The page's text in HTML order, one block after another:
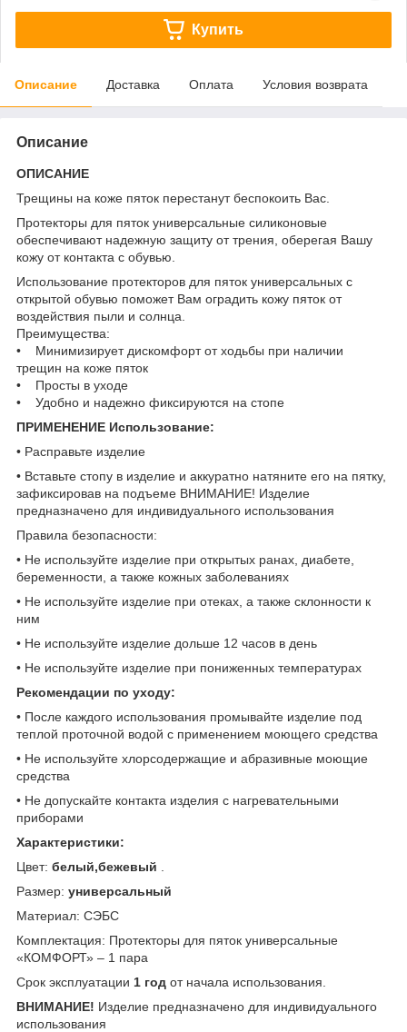
Купить
Описание Доставка Оплата Условия возврата
Описание
ОПИСАНИЕ
Трещины на коже пяток перестанут беспокоить Вас.
Протекторы для пяток универсальные силиконовые
обеспечивают надежную защиту от трения, оберегая Вашу
кожу от контакта с обувью.
Использование протекторов для пяток универсальных с
открытой обувью поможет Вам оградить кожу пяток от
воздействия пыли и солнца.
Преимущества:
• Минимизирует дискомфорт от ходьбы при наличии
трещин на коже пяток
• Просты в уходе
• Удобно и надежно фиксируются на стопе
ПРИМЕНЕНИЕ Использование:
• Расправьте изделие
• Вставьте стопу в изделие и аккуратно натяните его на пятку,
зафиксировав на подъеме ВНИМАНИЕ! Изделие
предназначено для индивидуального использования
Правила безопасности:
• Не используйте изделие при открытых ранах, диабете,
беременности, а также кожных заболеваниях
• Не используйте изделие при отеках, а также склонности к
ним
• Не используйте изделие дольше 12 часов в день
• Не используйте изделие при пониженных температурах
Рекомендации по уходу:
• После каждого использования промывайте изделие под
теплой проточной водой с применением моющего средства
• Не используйте хлорсодержащие и абразивные моющие
средства
• Не допускайте контакта изделия с нагревательными
приборами
Характеристики:
Цвет: белый,бежевый
Размер: универсальный
Материал: СЭБС
Комплектация: Протекторы для пяток универсальные
«КОМФОРТ» – 1 пара
Срок эксплуатации 1 год от начала использования.
ВНИМАНИЕ! Изделие предназначено для индивидуального
использования